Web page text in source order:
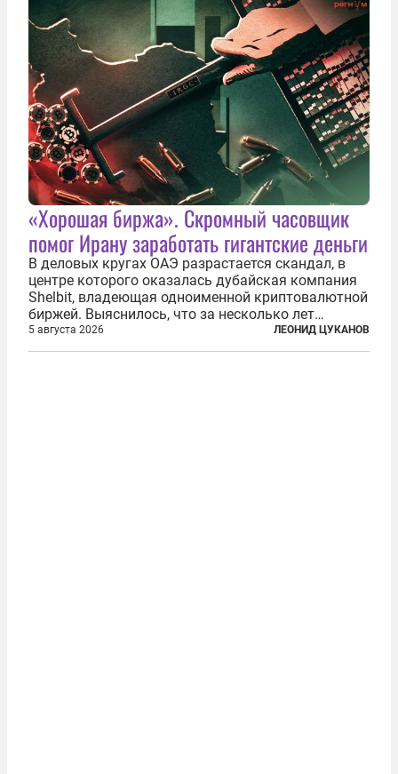
«Хорошая биржа». Скромный часовщик
помог Ирану заработать гигантские деньги
В деловых кругах ОАЭ разрастается скандал, в
центре которого оказалась дубайская компания
Shelbit, владеющая одноименной криптовалютной
биржей. Выяснилось, что за несколько лет
существования через Shelbit прошло не менее 4
млрд долларов в криптовалюте, принадлежащих
5 августа 2026 ЛЕОНИД ЦУКАНОВ